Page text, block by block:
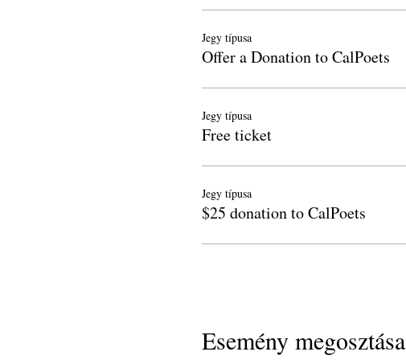
Jegy típusa
Offer a Donation to CalPoets
Jegy típusa
Free ticket
Jegy típusa
$25 donation to CalPoets
Esemény megosztása